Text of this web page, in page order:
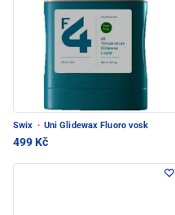
Swix · Uni Glidewax Fluoro vosk
499 Kč